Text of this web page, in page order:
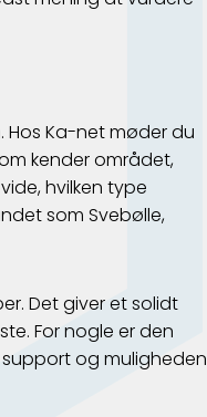
Ka-net møder du
kender området,
hvilken type
som Svebølle,
Det giver et solidt
For nogle er den
og muligheden